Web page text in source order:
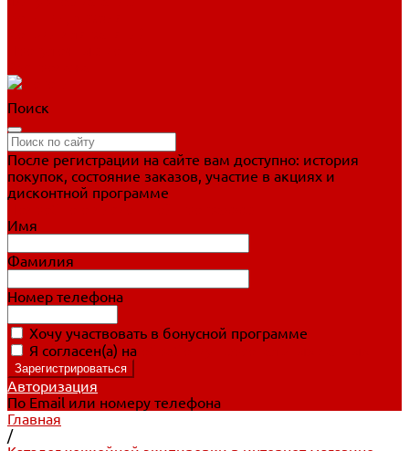
Поиск
После регистрации на сайте вам доступно: история
покупок, состояние заказов, участие в акциях и
дисконтной программе
Имя
Фамилия
Номер телефона
Хочу участвовать в бонусной программе
Я согласен(а) на
Авторизация
По Email или номеру телефона
Главная
/